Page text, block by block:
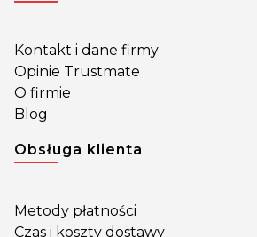
Kontakt i dane firmy
Opinie Trustmate
O firmie
Blog
Obsługa klienta
Metody płatności
Czas i koszty dostawy